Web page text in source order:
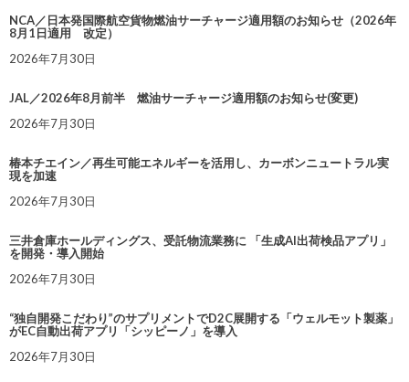
NCA／日本発国際航空貨物燃油サーチャージ適用額のお知らせ（2026年
8月1日適用 改定）
2026年7月30日
JAL／2026年8月前半 燃油サーチャージ適用額のお知らせ(変更)
2026年7月30日
椿本チエイン／再生可能エネルギーを活用し、カーボンニュートラル実
現を加速
2026年7月30日
三井倉庫ホールディングス、受託物流業務に 「生成AI出荷検品アプリ」
を開発・導入開始
2026年7月30日
“独自開発こだわり”のサプリメントでD2C展開する「ウェルモット製薬」
がEC自動出荷アプリ「シッピーノ」を導入
2026年7月30日